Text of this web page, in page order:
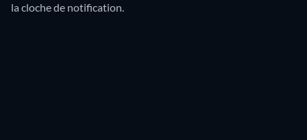
la cloche de notification.